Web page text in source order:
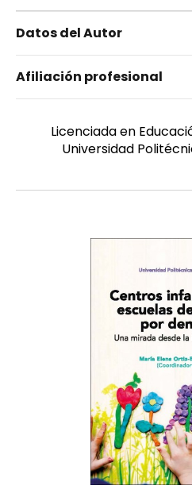
Datos del Autor
Cuenca-Mallaguari,
Afiliación profesional
Licenciada en
Universidad